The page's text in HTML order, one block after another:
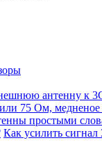
антенну к
75 Ом, медненое
простыми
Как усилить сигнал